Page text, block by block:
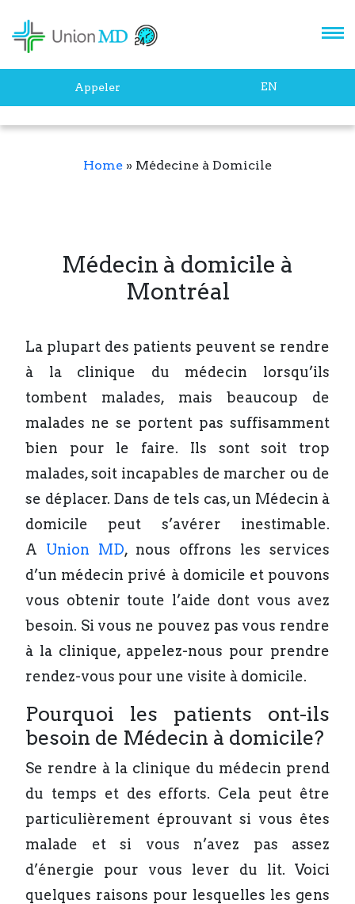
Appeler EN
Home » Médecine à Domicile
Médecin à domicile à
Montréal
La plupart des patients peuvent se rendre
à la clinique du médecin lorsqu’ils
tombent malades, mais beaucoup de
malades ne se portent pas suffisamment
bien pour le faire. Ils sont soit trop
malades, soit incapables de marcher ou de
se déplacer. Dans de tels cas, un Médecin à
domicile peut s’avérer inestimable.
A Union MD, nous offrons les services
d’un médecin privé à domicile et pouvons
vous obtenir toute l’aide dont vous avez
besoin. Si vous ne pouvez pas vous rendre
à la clinique, appelez-nous pour prendre
rendez-vous pour une visite à domicile.
Pourquoi les patients ont-ils
besoin de Médecin à domicile?
Se rendre à la clinique du médecin prend
du temps et des efforts. Cela peut être
particulièrement éprouvant si vous êtes
malade et si vous n’avez pas assez
d’énergie pour vous lever du lit. Voici
quelques raisons pour lesquelles les gens